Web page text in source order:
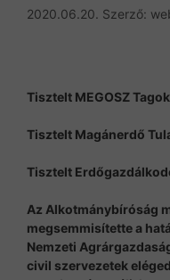
2020.06.20. Szerző:
Tisztelt MEGOSZ Tagok
Tisztelt Magánerdő
Tisztelt
Az Alkotmánybíróság
megsemmisítette a
Nemzeti
civil szervezetek